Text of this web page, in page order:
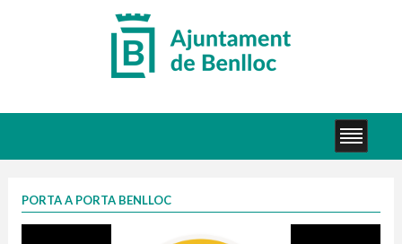
PORTA A PORTA BENLLOC